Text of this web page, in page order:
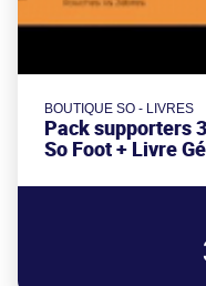
BOUTIQUE SO - LIVRES
Pack supporters
So Foot + Livre